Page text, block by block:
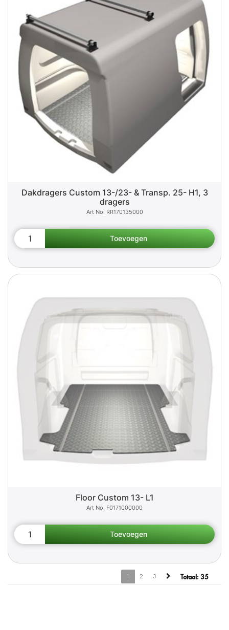
Dakdragers Custom 13-/23- & Transp. 25- H1, 3
dragers
RR170135000
Floor Custom 13- L1
F0171000000
1 2 3 Totaal: 35